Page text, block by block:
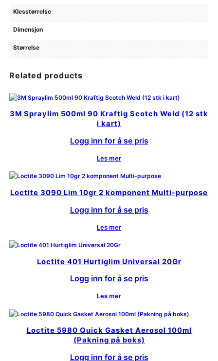
Klesstørrelse
Dimensjon
Størrelse
Related products
3M Spraylim 500ml 90 Kraftig Scotch Weld (12 stk
i kart)
Logg inn for å se pris
Les mer
Loctite 3090 Lim 10gr 2 komponent Multi-purpose
Logg inn for å se pris
Les mer
Loctite 401 Hurtiglim Universal 20Gr
Logg inn for å se pris
Les mer
Loctite 5980 Quick Gasket Aerosol 100ml
(Pakning på boks)
Logg inn for å se pris